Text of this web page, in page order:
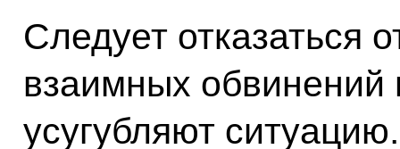
Следует отказаться
взаимных обвинений
усугубляют